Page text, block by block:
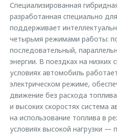
Специализированная
разработанная специально
поддерживает
четырьмя режимами работы:
последовательный,
энергии. В поездках на низких
условиях автомобиль
электрическом режиме,
движение без расхода
и высоких скоростях система
на использование топлива в
условиях высокой нагрузки —